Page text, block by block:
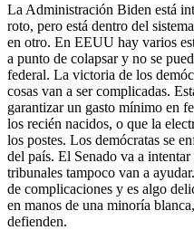
La Administración Biden está
roto, pero está dentro del
en otro. En EEUU hay varios
a punto de colapsar y no se
federal. La victoria de los
cosas van a ser complicadas.
garantizar un gasto mínimo en
los recién nacidos, o que la
los postes. Los demócratas se
del país. El Senado va a
tribunales tampoco van a
de complicaciones y es algo
en manos de una minoría
defienden.